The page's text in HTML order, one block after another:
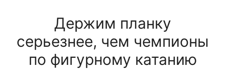
Держим планку
серьезнее, чем чемпионы
по фигурному катанию